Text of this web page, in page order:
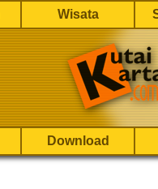
Wisata
Download